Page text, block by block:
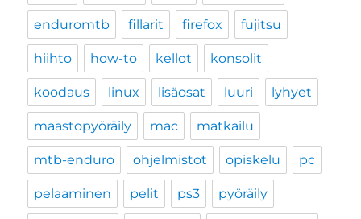
enduromtb fillarit firefox fujitsu
hiihto how-to kellot konsolit
koodaus linux lisäosat luuri lyhyet
maastopyöräily mac matkailu
mtb-enduro ohjelmistot opiskelu pc
pelaaminen pelit ps3 pyöräily